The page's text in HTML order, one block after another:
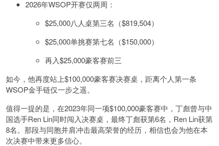
2026年WSOP开赛仅两周：
$25,000八人桌第三名（$819,504）
$25,000单挑赛第七名（$150,000）
再入$25,000豪客赛前三
如今，他再度站上$100,000豪客赛决赛桌，距离个人第一条
WSOP金手链仅一步之遥。
值得一提的是，在2023年同一项$100,000豪客赛中，丁彪曾与中
国选手Ren Lin同时闯入决赛桌，最终丁彪获第6名，Ren Lin获第
8名。那段与同胞并肩冲击最高荣誉的经历，相信也会为他在本
次决赛中带来更多信心。